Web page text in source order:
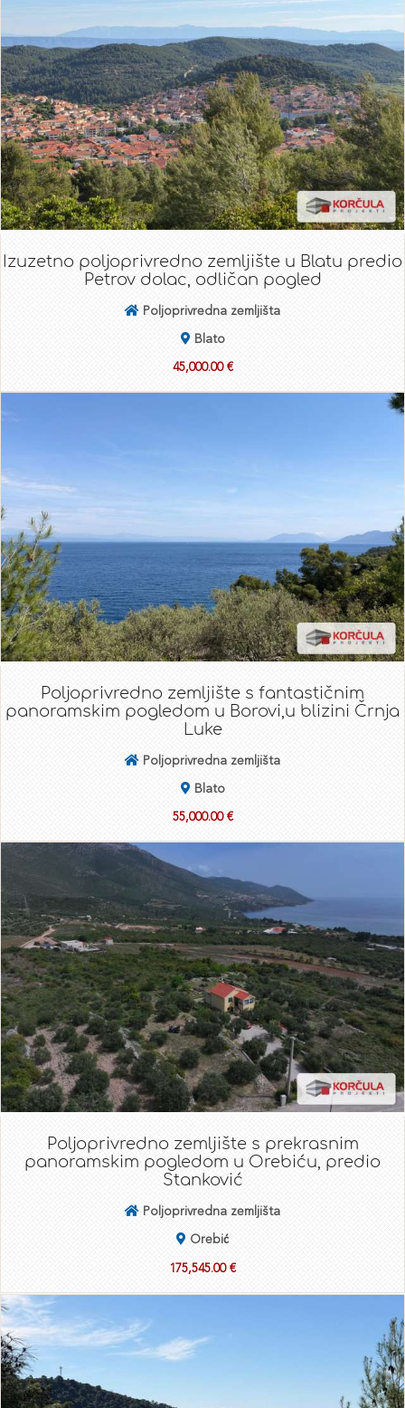
Izuzetno poljoprivredno zemljište u Blatu predio
Petrov dolac, odličan pogled
Poljoprivredna zemljišta
Blato
45,000.00 €
Poljoprivredno zemljište s fantastičnim
panoramskim pogledom u Borovi,u blizini Črnja
Luke
Poljoprivredna zemljišta
Blato
55,000.00 €
Poljoprivredno zemljište s prekrasnim
panoramskim pogledom u Orebiću, predio
Stanković
Poljoprivredna zemljišta
Orebić
175,545.00 €